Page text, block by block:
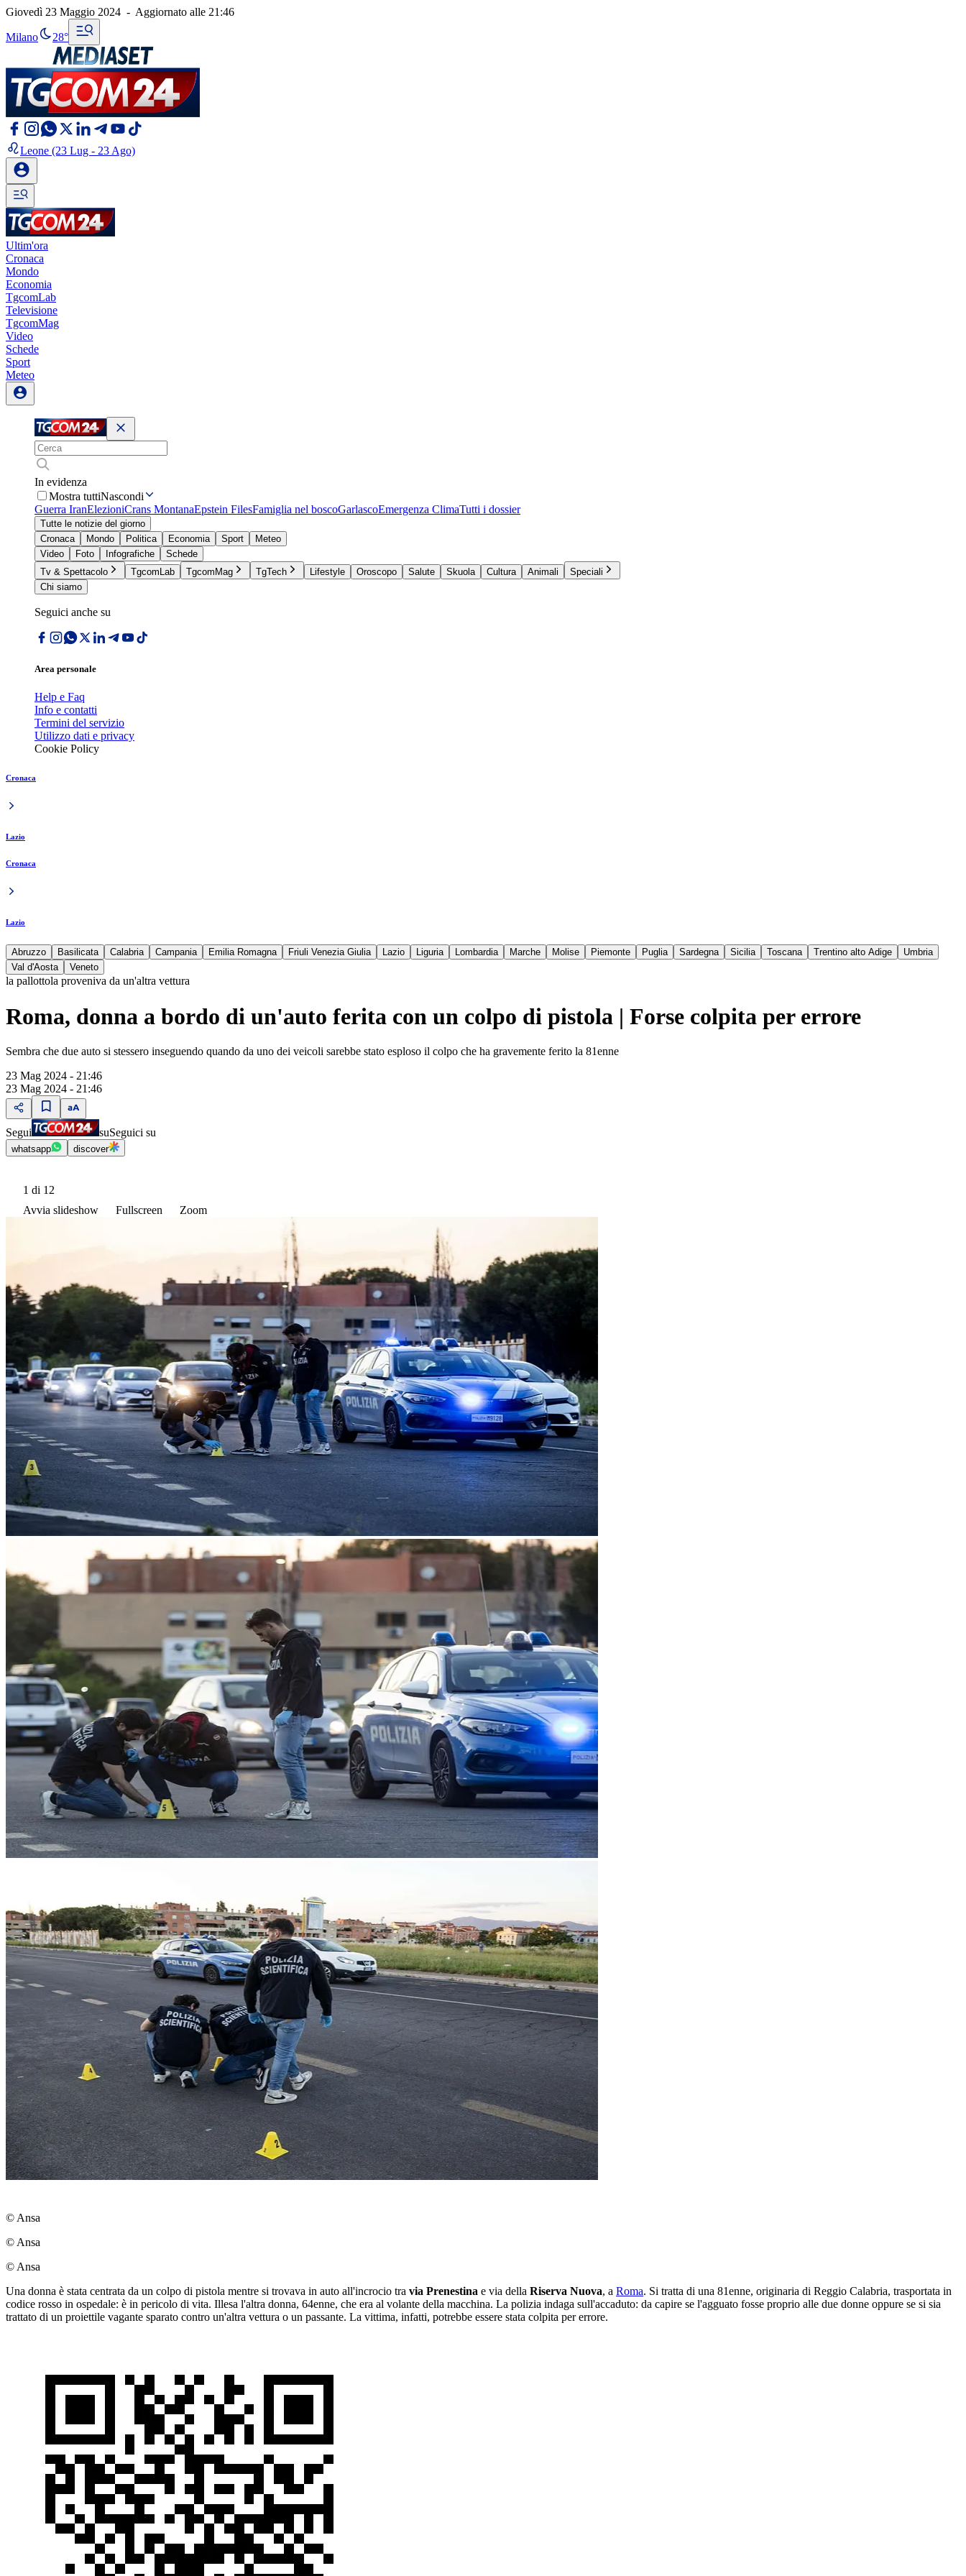
Giovedì 23 Maggio 2024 - Aggiornato alle 21:46
Milano 28°
Leone (23 Lug - 23 Ago)
Ultim'ora
Cronaca
Mondo
Economia
TgcomLab
Televisione
TgcomMag
Video
Schede
Sport
Meteo
In evidenza
Mostra tuttiNascondi
Guerra IranElezioniCrans MontanaEpstein FilesFamiglia nel boscoGarlascoEmergenza ClimaTutti i dossier
Tutte le notizie del giorno
Cronaca
Mondo Politica Economia Sport
Meteo
Video
Foto Infografiche
Schede
Tv & Spettacolo
TgcomLab TgcomMag TgTech Lifestyle Oroscopo Salute Skuola Cultura Animali
Speciali
Chi siamo
Seguici anche su
Area personale
Help e Faq
Info e contatti
Termini del servizio
Utilizzo dati e privacy
Cookie Policy
Cronaca
Lazio
Cronaca
Lazio
Abruzzo Basilicata Calabria Campania Emilia Romagna Friuli Venezia Giulia Lazio Liguria Lombardia Marche Molise Piemonte Puglia Sardegna Sicilia Toscana Trentino alto Adige
Umbria
Val d'Aosta
Veneto
la pallottola proveniva da un'altra vettura
Roma, donna a bordo di un'auto ferita con un colpo di pistola | Forse colpita per errore
Sembra che due auto si stessero inseguendo quando da uno dei veicoli sarebbe stato esploso il colpo che ha gravemente ferito la 81enne
23 Mag 2024 - 21:46
23 Mag 2024 - 21:46
Segui suSeguici su
whatsapp discover
1 di 12
Avvia slideshow
Fullscreen Zoom
© Ansa
© Ansa
© Ansa
Una donna è stata centrata da un colpo di pistola mentre si trovava in auto all'incrocio tra via Prenestina e via della Riserva Nuova, a Roma. Si tratta di una 81enne, originaria di Reggio Calabria, trasportata in
codice rosso in ospedale: è in pericolo di vita. Illesa l'altra donna, 64enne, che era al volante della macchina. La polizia indaga sull'accaduto: da capire se l'agguato fosse proprio alle due donne oppure se si sia
trattato di un proiettile vagante sparato contro un'altra vettura o un passante. La vittima, infatti, potrebbe essere stata colpita per errore.